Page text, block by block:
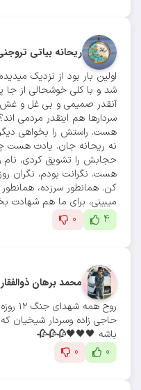
ریحانه بیاتی
اولین بار بود از نزدیک
شد و با کلی خوشحالی از جا
آنقدر صمیمی و بی غل و غش
سردارها هم اینقدر مردمی
هست. راستش را بخواهی دیگر
نه ریحانه جان. یادت هست
حجابش را تشویق کردی،
هست. نگرانت بودم، نگران
کن. همانطور سرزده، همانطور
میبینی، برای ما هم شهادت
4
0
محمد برهان
روح
حاجي زاده وسردار شيخيان
باشه 🖤🖤🖤🥀🥀🥀
0
0